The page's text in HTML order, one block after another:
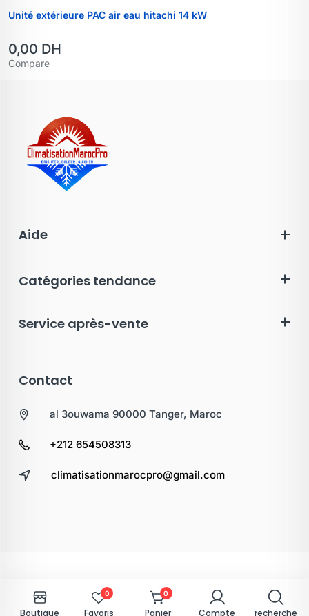
Unité extérieure PAC air eau hitachi 14 kW
0,00 DH
Compare
Aide
Catégories tendance
Service après-vente
Contact
al 3ouwama 90000 Tanger, Maroc
+212 654508313
climatisationmarocpro@gmail.com
Boutique
0
Favoris
0
Panier Compte recherche